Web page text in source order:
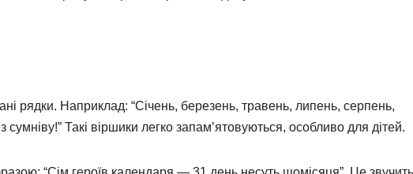
рядки. Наприклад: “Січень, березень, травень, липень, серпень,
Такі віршики легко запам’ятовуються, особливо для дітей.